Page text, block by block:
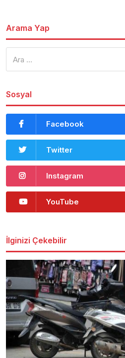
Arama Yap
Sosyal
Facebook
Twitter
Instagram
YouTube
İlginizi Çekebilir